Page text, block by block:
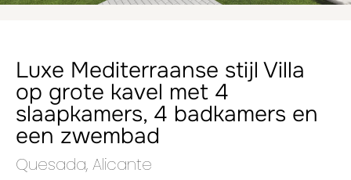
Luxe Mediterraanse stijl Villa
op grote kavel met 4
slaapkamers, 4 badkamers en
een zwembad
Quesada, Alicante